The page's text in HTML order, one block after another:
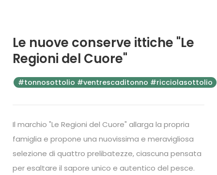
Le nuove conserve ittiche "Le
Regioni del Cuore"
#tonnosottolio #ventrescaditonno #ricciolasottolio
Il marchio "Le Regioni del Cuore" allarga la propria
famiglia e propone una nuovissima e meravigliosa
selezione di quattro prelibatezze, ciascuna pensata
per esaltare il sapore unico e autentico del pesce.